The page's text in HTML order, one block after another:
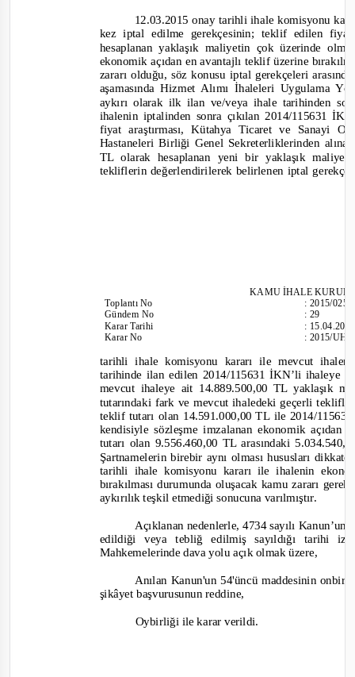
12.03.2015 onay tarihli ihale komisyonu
kez iptal edilme gerekçesinin; teklif edilen
hesaplanan yaklaşık maliyetin çok üzerinde
ekonomik açıdan en avantajlı teklif üzerine
zararı olduğu, söz konusu iptal gerekçeleri
aşamasında Hizmet Alımı İhaleleri Uygulama
aykırı olarak ilk ilan ve/veya ihale tarihinden
ihalenin iptalinden sonra çıkılan 2014/115631
fiyat araştırması, Kütahya Ticaret ve Sanayi
Hastaneleri Birliği Genel Sekreterliklerinden
TL olarak hesaplanan yeni bir yaklaşık
tekliflerin değerlendirilerek belirlenen iptal
KAMU İHALE
ToplantıNo
Gündem No
Karar Tarihi
Karar No
:2015/025
:29
:
:2015/
tarihli ihale komisyonu kararı ile mevcut
tarihinde ilan edilen 2014/115631 İKN’li ihaleye
mevcut ihaleye ait 14.889.500,00 TL yaklaşık
tutarındaki fark ve mevcut ihaledeki geçerli
teklif tutarı olan 14.591.000,00 TL ile 2014/
kendisiyle sözleşme imzalanan ekonomik
tutarı olan 9.556.460,00 TLarasındaki
Şartnamelerin birebir aynı olması hususları
tarihli ihale komisyonu kararı ile ihalenin
bırakılması durumunda oluşacak kamu zararı
aykırılık teşkil etmediği sonucuna varılmıştır.
Açıklanan nedenlerle, 4734 sayılı
edildiği veya tebliğ edilmiş sayıldığı tarihi
Mahkemelerinde dava yolu açık olmak üzere,
Anılan Kanun'un 54'üncü maddesinin
şikâyet başvurusunun reddine,
Oybirliği ile karar verildi.